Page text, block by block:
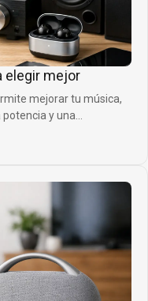
elegir mejor
mejorar tu música,
potencia y una